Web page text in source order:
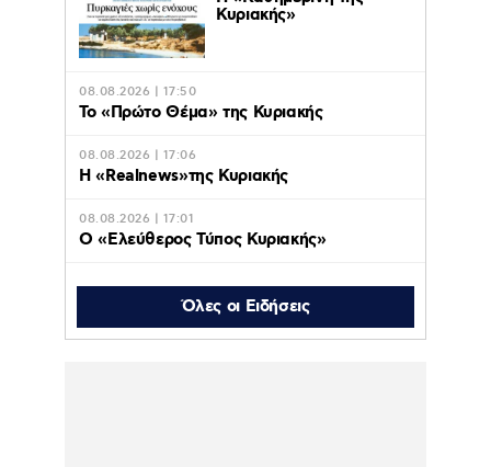
Κυριακής»
08.08.2026 | 17:50
Το «Πρώτο Θέμα» της Κυριακής
08.08.2026 | 17:06
Η «Realnews»της Κυριακής
08.08.2026 | 17:01
Ο «Eλεύθερος Τύπος Κυριακής»
08.08.2026 | 16:45
Το «Documento» της
Κυριακής
Όλες οι Ειδήσεις